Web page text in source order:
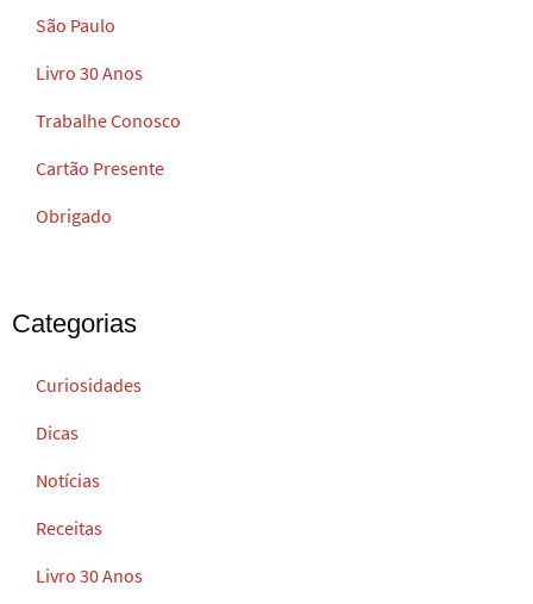
São Paulo
Livro 30 Anos
Trabalhe Conosco
Cartão Presente
Obrigado
Categorias
Curiosidades
Dicas
Notícias
Receitas
Livro 30 Anos